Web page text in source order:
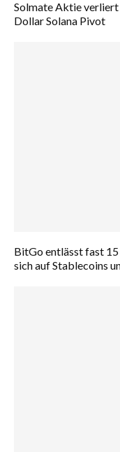
Solmate Aktie verliert
Dollar Solana Pivot
BitGo entlässt fast
sich auf Stablecoins